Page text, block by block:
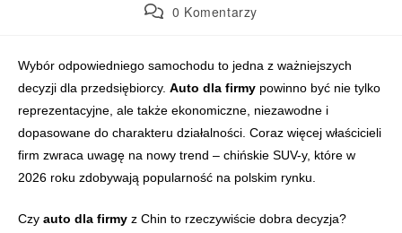
0 Komentarzy
Wybór auta dla firmy wymaga pogodzenia reprezentacyjnego
Wybór odpowiedniego samochodu to jedna z ważniejszych
decyzji dla przedsiębiorcy. Auto dla firmy powinno być nie tylko
reprezentacyjne, ale także ekonomiczne, niezawodne i
dopasowane do charakteru działalności. Coraz więcej właścicieli
firm zwraca uwagę na nowy trend – chińskie SUV-y, które w
2026 roku zdobywają popularność na polskim rynku.
Czy auto dla firmy z Chin to rzeczywiście dobra decyzja?